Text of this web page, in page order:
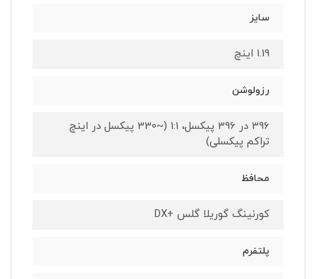
سایز
1.19 اینچ
رزولوشن
396 در 396 پیکسل، 1:1 (~330 پیکسل در اینچ
تراکم پیکسلی)
محافظ
کورنینگ گوریلا گلس +DX
پلتفرم